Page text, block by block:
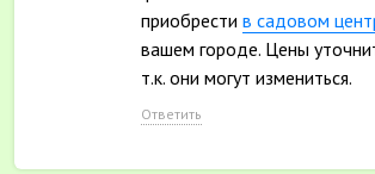
приобрести в садовом
вашем городе. Цены
т.к. они могут измениться.
Ответить